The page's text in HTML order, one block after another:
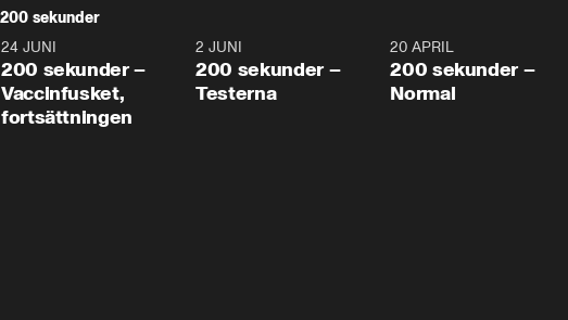
200 sekunder
5:00
24 JUNI
200 sekunder –
Vaccinfusket,
fortsättningen
4:23
2 JUNI
200 sekunder –
Testerna
20 APRIL
200 sekunder –
Normal